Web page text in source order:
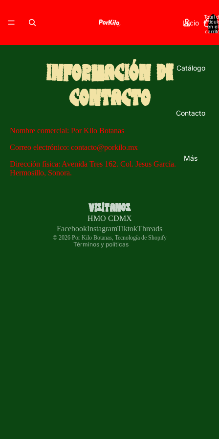
Inicio
Catálogo
Contacto
Más
Total
en el
Información de
contacto
Nombre comercial: Por Kilo Botanas
Correo electrónico: contacto@porkilo.mx
Dirección física: Avenida Tres 162. Col. Jesus García.
Hermosillo, Sonora.
Visítanos
HMO CDMX
FacebookInstagramTiktokThreads
© 2026 Por Kilo Botanas, Tecnología de Shopify
Términos y políticas
Política de privacidad
Información de contacto